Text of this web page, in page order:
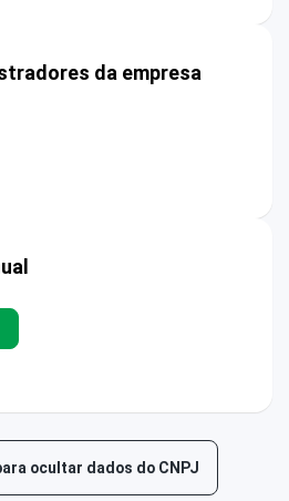
da empresa
ocultar dados do CNPJ